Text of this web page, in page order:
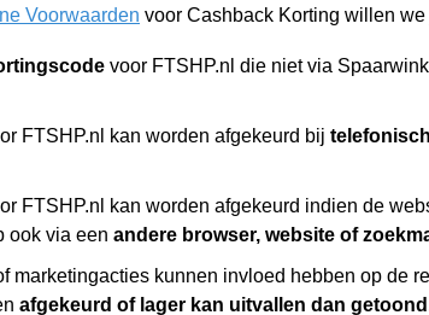
Voorwaarden voor Cashback Korting willen
voor FTSHP.nl die niet via
FTSHP.nl kan worden afgekeurd bij
FTSHP.nl kan worden afgekeurd indien de
ook via een andere browser, website of
marketingacties kunnen invloed hebben op de
afgekeurd of lager kan uitvallen dan getoond